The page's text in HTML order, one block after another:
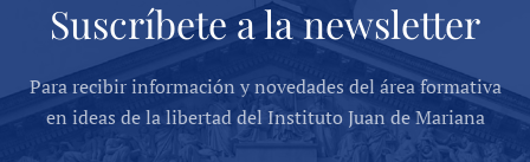
Suscríbete a la newsletter
Para recibir información y novedades del área formativa
en ideas de la libertad del Instituto Juan de Mariana